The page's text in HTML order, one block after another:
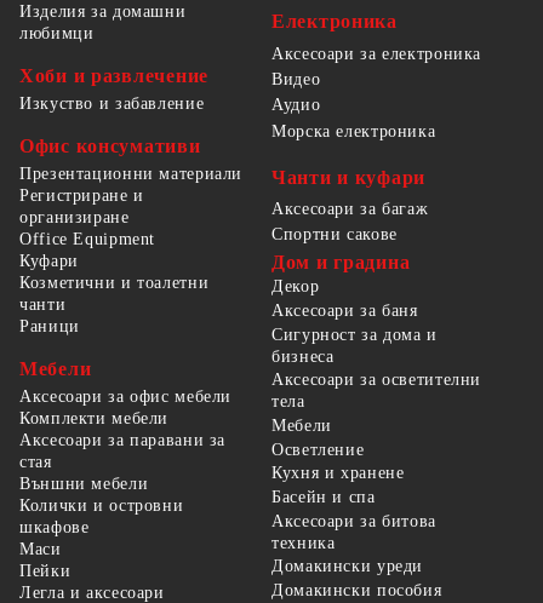
Изделия за домашни
любимци
Хоби и развлечение
Изкуство и забавление
Офис консумативи
Презентационни материали
Регистриране и
организиране
Office Equipment
Електроника
Аксесоари за електроника
Видео
Аудио
Морска електроника
Чанти и куфари
Аксесоари за багаж
Спортни сакове
Куфари
Козметични и тоалетни
чанти
Раници
Мебели
Аксесоари за офис мебели
Комплекти мебели
Аксесоари за паравани за
стая
Външни мебели
Колички и островни
шкафове
Маси
Пейки
Легла и аксесоари
Дом и градина
Декор
Аксесоари за баня
Сигурност за дома и
бизнеса
Аксесоари за осветителни
тела
Мебели
Осветление
Кухня и хранене
Басейн и спа
Аксесоари за битова
техника
Домакински уреди
Домакински пособия